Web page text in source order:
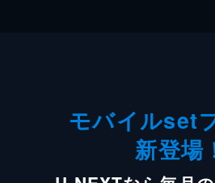
モバイルset
新登場